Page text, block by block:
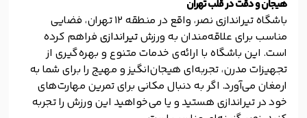
هیجان و دقت در قلب تهران
باشگاه تیراندازی نصر، واقع در منطقه 12 تهران، فضایی
مناسب برای علاقه‌مندان به ورزشتیراندازی فراهم کرده
است. این باشگاه با ارائه‌ی خدمات متنوع و بهره‌گیری از
تجهیزات مدرن، تجربه‌ای هیجان‌انگیز و مهیج را برای شما به
ارمغان می‌آورد. اگر به دنبال مکانی برای تمرین مهارت‌های
خود در تیراندازی هستید و یا می‌خواهید این ورزش را تجربه